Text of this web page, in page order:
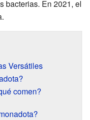
bacterias. En 2021, el
Versátiles
comen?